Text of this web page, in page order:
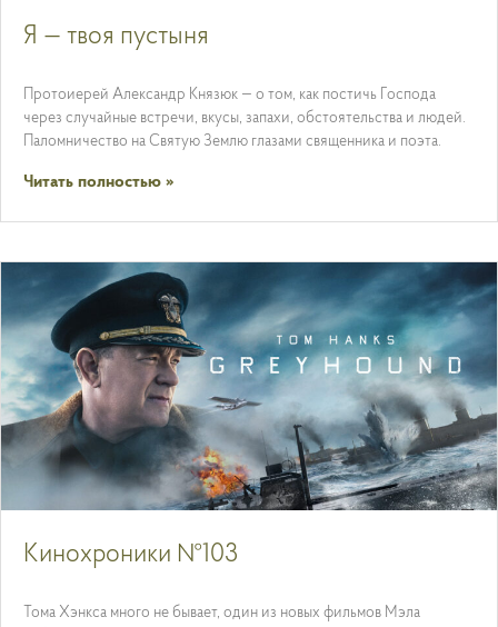
Я — твоя пустыня
Протоиерей Александр Князюк — о том, как постичь Господа
через случайные встречи, вкусы, запахи, обстоятельства и людей.
Паломничество на Святую Землю глазами священника и поэта.
Читать полностью »
Кинохроники №103
Тома Хэнкса много не бывает, один из новых фильмов Мэла